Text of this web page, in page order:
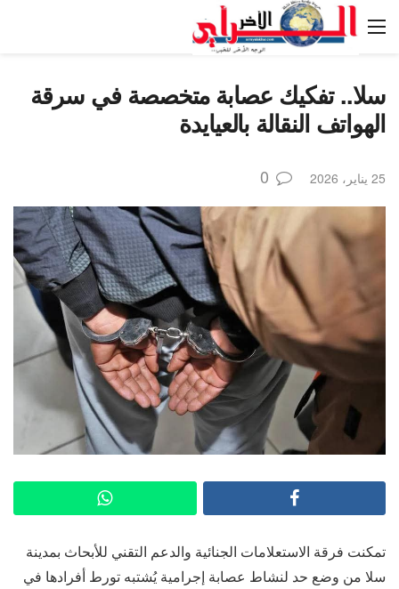
سلا.. تفكيك عصابة متخصصة في سرقة
الهواتف النقالة بالعيايدة
25 يناير، 2026 0
تمكنت فرقة الاستعلامات الجنائية والدعم التقني للأبحاث بمدينة
سلا من وضع حد لنشاط عصابة إجرامية يُشتبه تورط أفرادها في